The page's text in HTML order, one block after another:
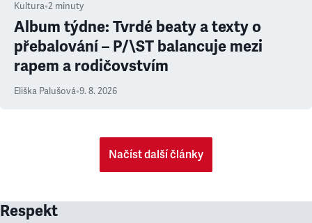
Kultura•2 minuty
Album týdne: Tvrdé beaty a texty o
přebalování – P/\ST balancuje mezi
rapem a rodičovstvím
Eliška Palušová•9. 8. 2026
Načíst další články
Respekt